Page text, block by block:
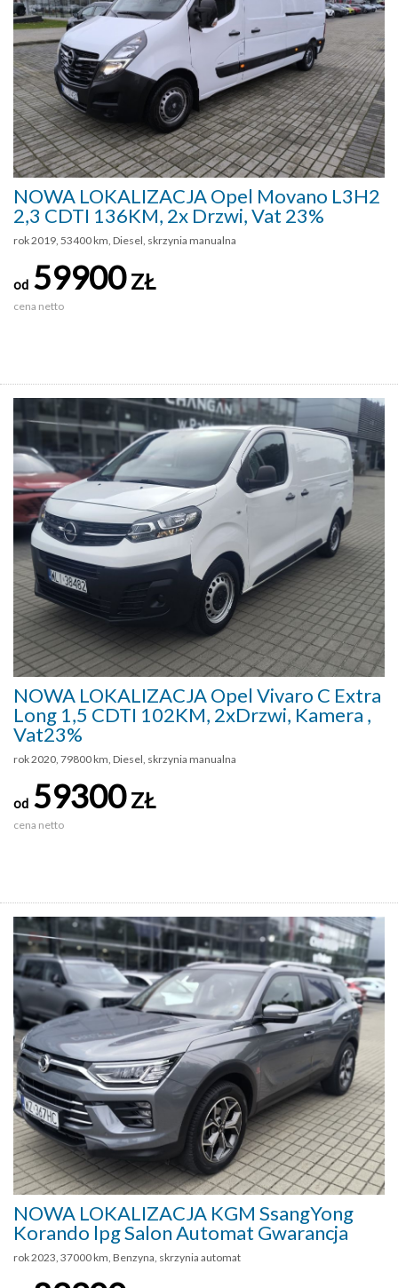
NOWA LOKALIZACJA Opel Movano L3H2
2,3 CDTI 136KM, 2x Drzwi, Vat 23%
rok 2019, 53400 km, Diesel, skrzynia manualna
od 59900ZŁ
cena netto
NOWA LOKALIZACJA Opel Vivaro C Extra
Long 1,5 CDTI 102KM, 2xDrzwi, Kamera ,
Vat23%
rok 2020, 79800 km, Diesel, skrzynia manualna
od 59300ZŁ
cena netto
NOWA LOKALIZACJA KGM SsangYong
Korando lpg Salon Automat Gwarancja
rok 2023, 37000 km, Benzyna, skrzynia automat